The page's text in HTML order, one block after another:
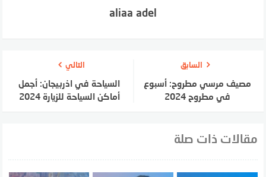
aliaa adel
السابق
مصيف مرسي مطروح: أسبوع
في مطروح 2024
التالي
السياحة في اذربيجان: أجمل
أماكن السياحة للزيارة 2024
مقالات ذات صلة